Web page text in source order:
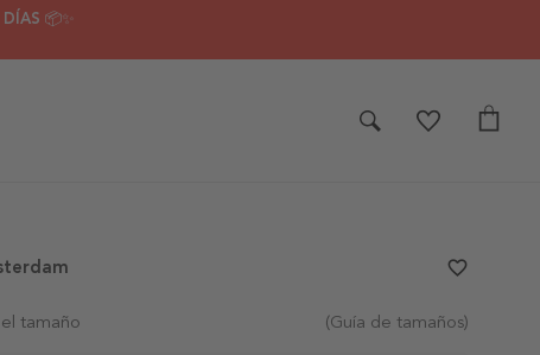
📦✨
tamaño (Guía de tamaños)
favorite_border